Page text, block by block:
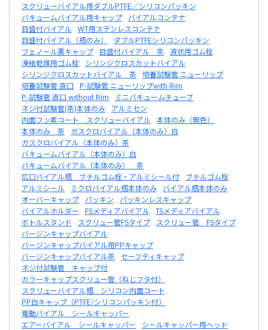
スクリューバイアル用ダブルPTFE／シリコンパッキン
バキュームバイアル用キャップ
バイアルコンテナ
目盛付バイアル
WT用ステンレスコンテナ
目盛付バイアル（瓶のみ）
ダブルPTFEシリコンパッキン
フェノール黒キャップ
目盛付バイアル 茶
液状用ゴム栓
凍結乾燥用ゴム栓
シリンジクロスカットバイアル
シリンジクロスカットバイアル 茶
培養試験管 ニューリップ
培養試験管 直口
P-試験管 ニューリップwith Rim
P-試験管 直口 without Rim
ミニバキュームチューブ
ネジ付試験管(茶)本体のみ
アルミセン
内面フッ素コート スクリューバイアル
本体のみ（無色）
本体のみ 茶
ガスクロバイアル（本体のみ）白
ガスクロバイアル（本体のみ）茶
バキュームバイアル（本体のみ）白
バキュームバイアル（本体のみ） 茶
広口バイアル瓶 ブチルゴム栓・アルミシール付
ブチルゴム栓
アルミシール
ミクロバイアル瓶本体のみ
バイアル瓶本体のみ
オーバーキャップ
パッキン
パッキンレスキャップ
バイアルホルダー
FSメディアバイアル
TSメディアバイアル
ボトルスタンド
スクリュー管FSタイプ
スクリュー管 FSタイプ
バージンキャップバイアル
バージンキャップバイアル用PPキャップ
バージンキャップバイアル茶
セーフティキャップ
ネジ付試験管 キャップ付
カラーキャップスクリュー管（ねじフタ付）
スクリューバイアル瓶 シリコン内面コート
PP白キャップ（PTFE/シリコンパッキン付）
電動バイアル シールキャッパー
エアーバイアル シールキャッパー
シールキャッパー用ヘッド